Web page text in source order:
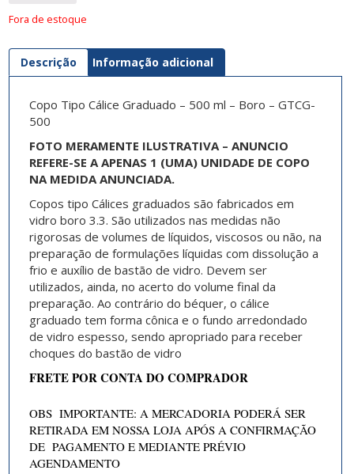
Fora de estoque
Descrição Informação adicional
Copo Tipo Cálice Graduado – 500 ml – Boro – GTCG-
500
FOTO MERAMENTE ILUSTRATIVA – ANUNCIO
REFERE-SE A APENAS 1 (UMA) UNIDADE DE COPO
NA MEDIDA ANUNCIADA.
Copos tipo Cálices graduados são fabricados em
vidro boro 3.3. São utilizados nas medidas não
rigorosas de volumes de líquidos, viscosos ou não, na
preparação de formulações líquidas com dissolução a
frio e auxílio de bastão de vidro. Devem ser
utilizados, ainda, no acerto do volume final da
preparação. Ao contrário do béquer, o cálice
graduado tem forma cônica e o fundo arredondado
de vidro espesso, sendo apropriado para receber
choques do bastão de vidro
FRETE POR CONTA DO COMPRADOR
OBS IMPORTANTE: A MERCADORIA PODERÁ SER
RETIRADA EM NOSSA LOJA APÓS A CONFIRMAÇÃO
DE PAGAMENTO E MEDIANTE PRÉVIO
AGENDAMENTO